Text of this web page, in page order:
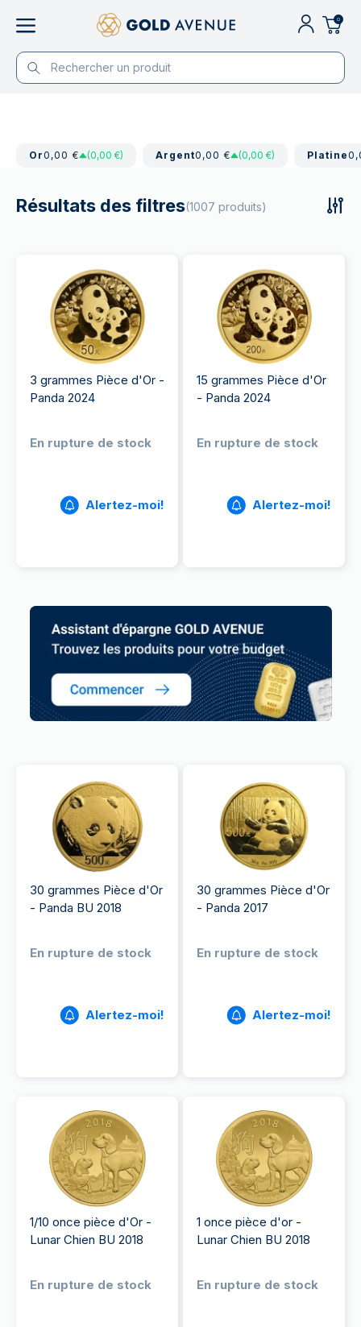
0
Or0,00 € (0,00 €) Argent0,00 € (0,00 €) Platine
Résultats des filtres(1007 produits)
3 grammes Pièce d'Or -
Panda 2024
En rupture de stock
Alertez-moi!
15 grammes Pièce d'Or
- Panda 2024
En rupture de stock
Alertez-moi!
30 grammes Pièce d'Or
- Panda BU 2018
En rupture de stock
Alertez-moi!
30 grammes Pièce d'Or
- Panda 2017
En rupture de stock
Alertez-moi!
1/10 once pièce d'Or -
Lunar Chien BU 2018
En rupture de stock
1 once pièce d'or -
Lunar Chien BU 2018
En rupture de stock